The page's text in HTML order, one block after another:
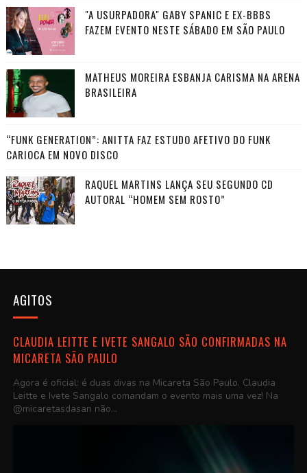
"A USURPADORA" GABY SPANIC E EX-BBBS
FAZEM EVENTO NESTE SÁBADO EM SÃO PAULO
MATHEUS MOREIRA ESBANJA CARISMA NA ARENA
BRASILEIRA
“FUNK GENERATION”: ANITTA FAZ ESTUDO AFETIVO DO FUNK
CARIOCA EM NOVO DISCO
RAQUEL MARTINS LANÇA SEU SEGUNDO CD
AUTORAL “HOMEM SEM ROSTO”
AGITOS
CLAUDIA LEITTE E IVETE SANGALO SÃO CONFIRMADAS NA
MICARETA SÃO PAULO
Agora é oficial: é duas divas na Micareta São Paulo. Claudia
Leitte e Ivete Sangalo comandam o evento mais uma vez! Na
@micaretasdasan não...